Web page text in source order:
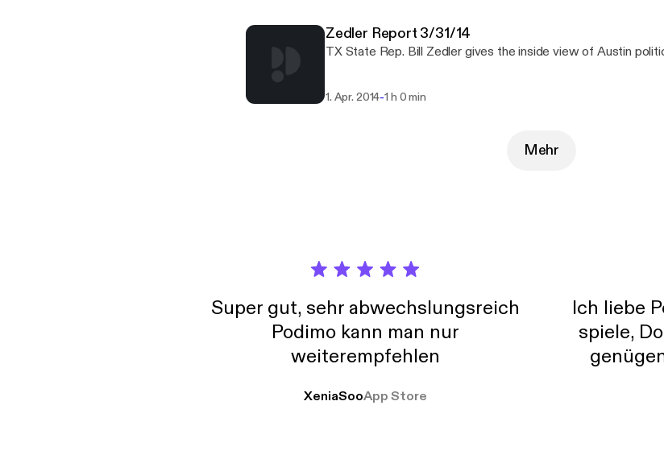
Zedler Report 3/31/14
TX State Rep. Bill Zedler gives the inside view of Austin
1. Apr. 2014-1 h 0 min
Mehr
Super gut, sehr abwechslungsreich
Podimo kann man nur
weiterempfehlen
XeniaSooApp Store
Ich liebe
spiele,